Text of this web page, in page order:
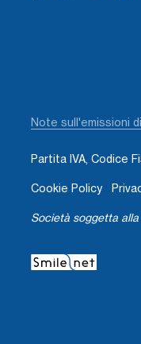
Note sull'emissioni
Partita IVA, Codice
Cookie Policy
Società soggetta